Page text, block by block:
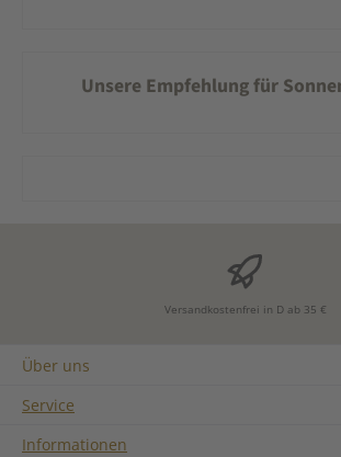
Unsere Empfehlung für
Versandkostenfrei in D ab 35 €
Über uns
Service
Informationen